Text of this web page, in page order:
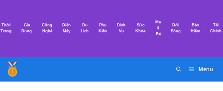
nội
Thời
Trang
Gia
Dụng
Công
Nghệ
Điện
Máy
Du
Lịch
Phụ
Kiện
Dịch
Vụ
Sức
Khỏe
Mẹ
&
Bé
Đời
Sống
Bảo
Hiểm
Tài
Chính
Menu